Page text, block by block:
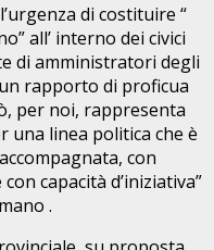
di costituire “
all’ interno dei civici
di amministratori degli
rapporto di proficua
per noi, rappresenta
una linea politica che è
con
capacità d’iniziativa”
.